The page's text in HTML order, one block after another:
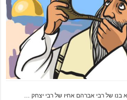
בנו של רבי אברהם אחיו של רבי יצחק …